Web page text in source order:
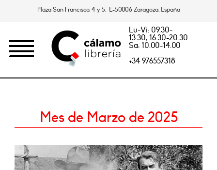
Plaza San Francisco, 4 y 5. E-50006 Zaragoza, España
Lu-Vi: 09.30-
13.30, 16.30-20.30
Sa: 10.00-14.00
+34 976557318
Mes de Marzo de 2025